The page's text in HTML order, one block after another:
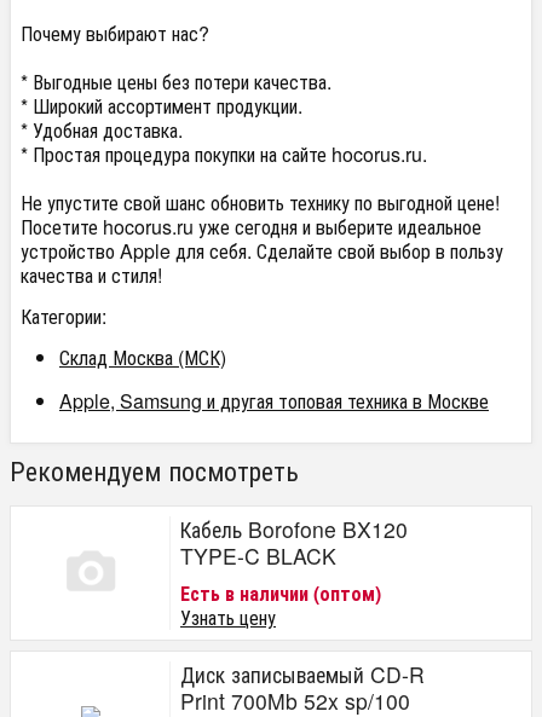
Почему выбирают нас?
* Выгодные цены без потери качества.
* Широкий ассортимент продукции.
* Удобная доставка.
* Простая процедура покупки на сайте hocorus.ru.
Не упустите свой шанс обновить технику по выгодной цене!
Посетите hocorus.ru уже сегодня и выберите идеальное
устройство Apple для себя. Сделайте свой выбор в пользу
качества и стиля!
Категории:
Склад Москва (МСК)
Apple, Samsung и другая топовая техника в Москве
Рекомендуем посмотреть
Кабель Borofone BX120
TYPE-C BLACK
Есть в наличии (оптом)
Узнать цену
Диск записываемый CD-R
Print 700Mb 52x sp/100